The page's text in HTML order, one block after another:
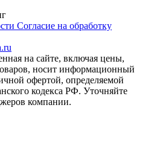
Согласие на обработку
на сайте, включая цены,
носит информационный
офертой, определяемой
кодекса РФ. Уточняйте
компании.